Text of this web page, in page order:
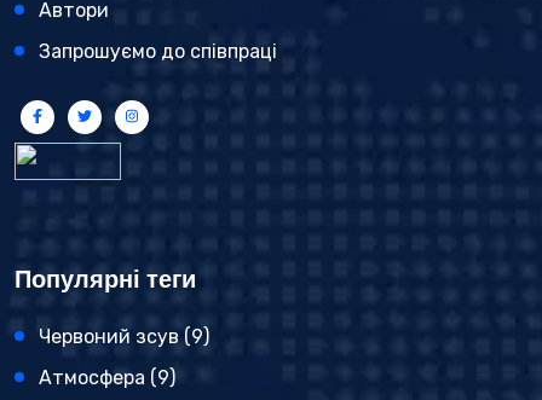
Автори
Запрошуємо до співпраці
Популярні теги
Червоний зсув (9)
Атмосфера (9)